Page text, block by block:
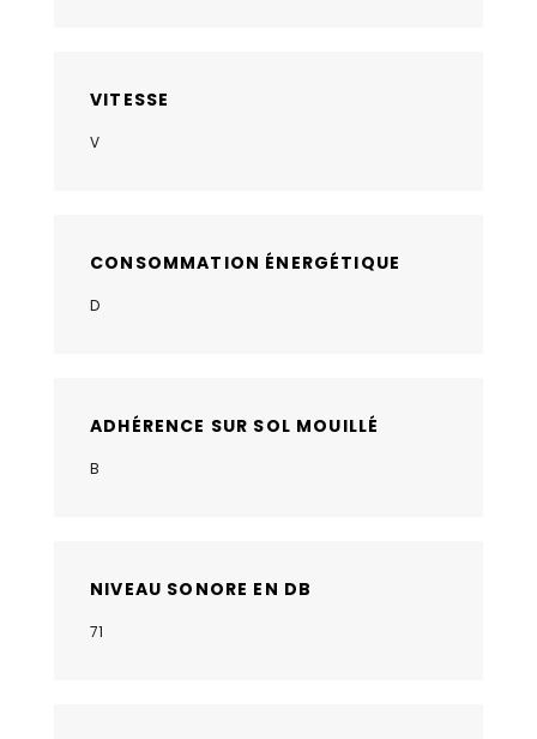
VITESSE
V
CONSOMMATION ÉNERGÉTIQUE
D
ADHÉRENCE SUR SOL MOUILLÉ
B
NIVEAU SONORE EN DB
71